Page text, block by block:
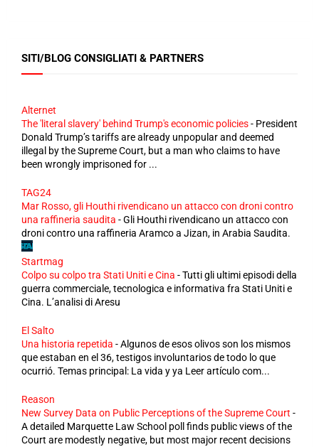
SITI/BLOG CONSIGLIATI & PARTNERS
Alternet
The 'literal slavery' behind Trump's economic policies- President
Donald Trump’s tariffs are already unpopular and deemed
illegal by the Supreme Court, but a man who claims to have
been wrongly imprisoned for ...
TAG24
Mar Rosso, gli Houthi rivendicano un attacco con droni contro
una raffineria saudita -Gli Houthi rivendicano un attacco con
droni contro una raffineria Aramco a Jizan, in Arabia Saudita.
Startmag
Colpo su colpo tra Stati Uniti e Cina -Tutti gli ultimi episodi della
guerra commerciale, tecnologica e informativa fra Stati Uniti e
Cina. L’analisi di Aresu
El Salto
Una historia repetida -Algunos de esos olivos son los mismos
que estaban en el 36, testigos involuntarios de todo lo que
ocurrió. Temas principal: La vida y ya Leer artículo com...
Reason
New Survey Data on Public Perceptions of the Supreme Court -
A detailed Marquette Law School poll finds public views of the
Court are modestly negative, but most major recent decisions